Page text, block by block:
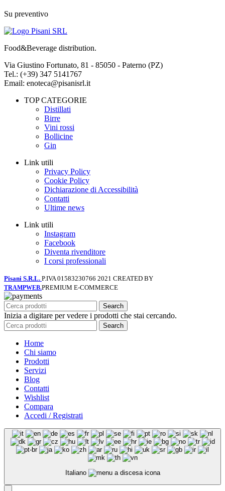
Su preventivo
Food&Beverage distribution.
Via Giustino Fortunato, 81 - 85050 - Paterno (PZ)
Tel.: (+39) 347 5141767
Email: enoteca@pisanisrl.it
TOP CATEGORIE
Distillati
Birre
Vini rossi
Bollicine
Gin
Link utili
Privacy Policy
Cookie Policy
Dichiarazione di Accessibilità
Contatti
Ultime news
Link utili
Instagram
Facebook
Diventa rivenditore
I corsi professionali
Pisani S.R.L. P.IVA 01583230766 2021 CREATED BY
TRAMPWEB.PREMIUM E-COMMERCE
Search
Inizia a digitare per vedere i prodotti che stai cercando.
Search
Home
Chi siamo
Prodotti
Servizi
Blog
Contatti
Wishlist
Compara
Accedi / Registrati
Italiano